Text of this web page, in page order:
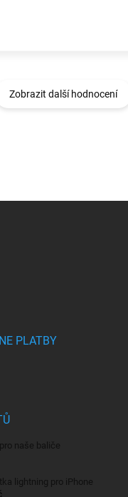
Zobrazit další hodnocení
PLATBY
naše baliče
lightning pro iPhone